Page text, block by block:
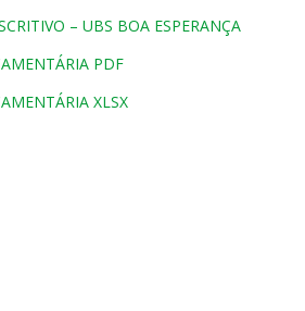
– UBS BOA ESPERANÇA
PDF
XLSX